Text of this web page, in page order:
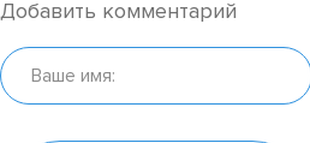
Добавить комментарий